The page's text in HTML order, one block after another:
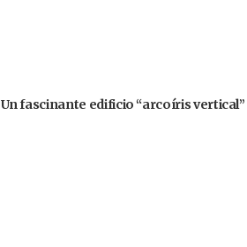
Un fascinante edificio “arcoíris